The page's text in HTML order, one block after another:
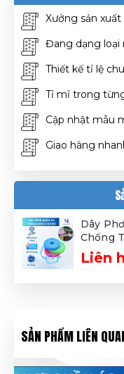
Xưởng sản
Đang dạng loại
Thiết kế tỉ lệ
Tỉ mỉ trong
Cập nhật mẫu
Giao hàng
Dây
Chống
Chắn,
Liên
SẢN PHẨM LIÊN